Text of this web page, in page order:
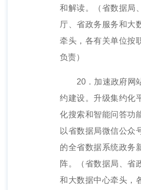
和解读。（省数据局
厅、省政务服务和大
牵头，各有关单位按
负责）
20．加速政府网
约建设。升级集约化
化搜索和智能问答功
以省数据局微信公众
的全省数据系统政务
阵。（省数据局、省
和大数据中心牵头，